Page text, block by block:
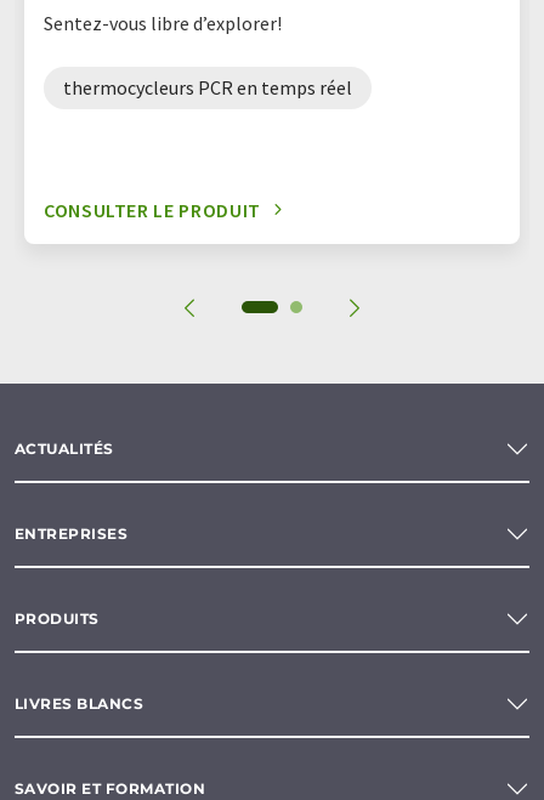
Sentez-vous libre d’explorer!
thermocycleurs PCR en temps réel
CONSULTER LE PRODUIT
ACTUALITÉS
ENTREPRISES
PRODUITS
LIVRES BLANCS
SAVOIR ET FORMATION